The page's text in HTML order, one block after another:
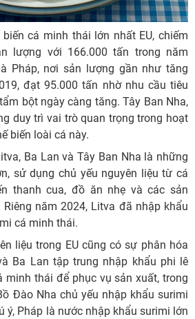
cá minh thái lớn nhất EU, chiếm
lượng với 166.000 tấn trong năm
Pháp, nơi sản lượng gần như tăng
đạt 95.000 tấn nhờ nhu cầu tiêu
bột ngày càng tăng. Tây Ban Nha,
duy trì vai trò quan trọng trong hoạt
biến loài cá này.
Ba Lan và Tây Ban Nha là những
sử dụng chủ yếu nguyên liệu từ cá
thanh cua, đồ ăn nhẹ và các sản
năm 2024, Litva đã nhập khẩu
cá minh thái.
liệu trong EU cũng có sự phân hóa
Ba Lan tập trung nhập khẩu phi lê
minh thái để phục vụ sản xuất, trong
Đào Nha chủ yếu nhập khẩu surimi
ý, Pháp là nước nhập khẩu surimi lớn